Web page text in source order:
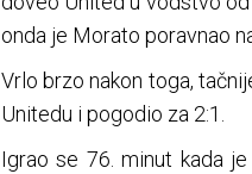
onda je Morato poravnao
Vrlo brzo nakon toga,
Unitedu i pogodio za 2:1.
Igrao se 76. minut kada